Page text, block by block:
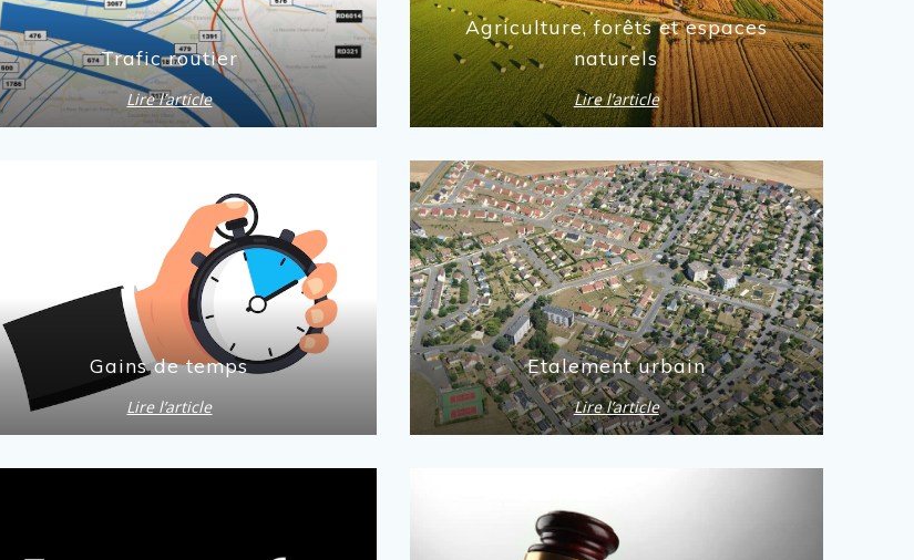
Trafic routier
Lire l’article
Agriculture, forêts et espaces
naturels
Lire l’article
Gains de temps
Lire l’article
Etalement urbain
Lire l’article